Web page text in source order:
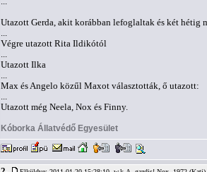
Utazott Gerda, akit korábban lefoglaltak és két hétig
Végre utazott Rita Ildikótól
Utazott Ilka
Max és Angelo közűl Maxot választották, ő utazott:
Utazott még Neela, Nox és Finny.
Kóborka Állatvédő Egyesület